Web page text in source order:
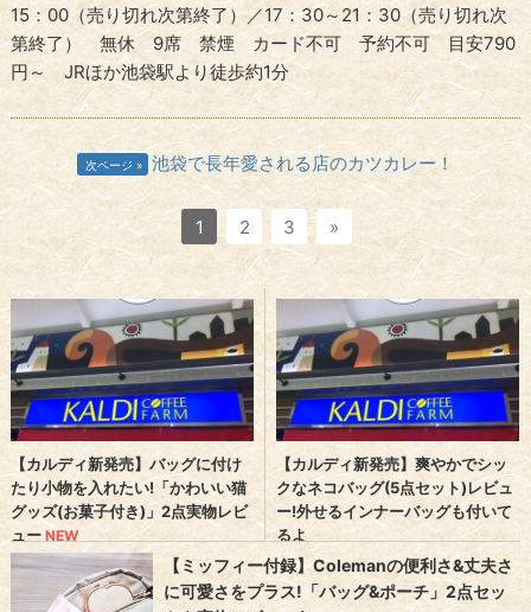
15：00（売り切れ次第終了）／17：30～21：30（売り切れ次
第終了） 無休 9席 禁煙 カード不可 予約不可 目安790
円～ JRほか池袋駅より徒歩約1分
次ページ 池袋で長年愛される店のカツカレー！
1 2 3 »